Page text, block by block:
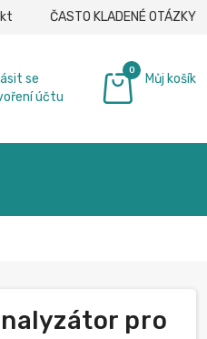
ČASTO KLADENÉ OTÁZKY
se
účtu
0
Můj košík
pro